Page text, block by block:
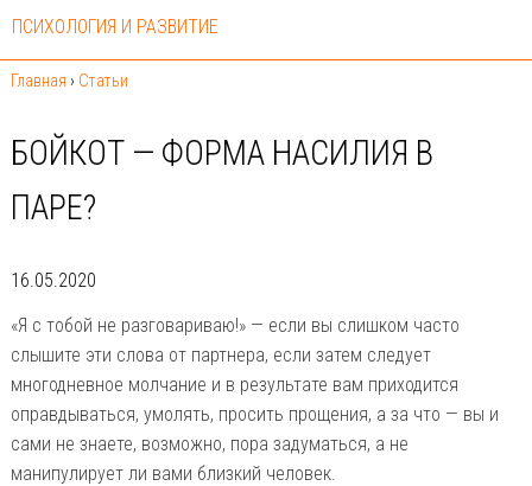
ПСИХОЛОГИЯ И РАЗВИТИЕ
Главная › Статьи
БОЙКОТ — ФОРМА НАСИЛИЯ В
ПАРЕ?
16.05.2020
«Я с тобой не разговариваю!» — если вы слишком часто
слышите эти слова от партнера, если затем следует
многодневное молчание и в результате вам приходится
оправдываться, умолять, просить прощения, а за что — вы и
сами не знаете, возможно, пора задуматься, а не
манипулирует ли вами близкий человек.